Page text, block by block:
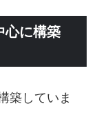
心に構築
築していま